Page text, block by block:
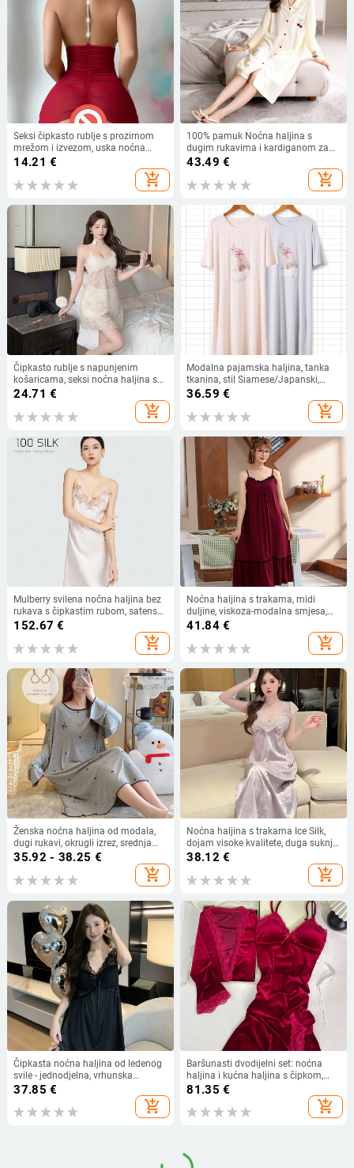
Seksi čipkasto rublje s prozirnom
mrežom i izvezom, uska noćna
haljina
14.21 €
add_shopping_cart
100% pamuk Noćna haljina s
dugim rukavima i kardiganom za
proljeće-jesen, srednja duljina,
opuštena kućna odjeća za žene
43.49 €
add_shopping_cart
Čipkasto rublje s napunjenim
košaricama, seksi noćna haljina s
dubokim V izrezom, prozirna s
24.71 €
add_shopping_cart
Modalna pajamska haljina, tanka
tkanina, stil Siamese/Japanski,
rukavi 3/4, midi duljina
36.59 €
add_shopping_cart
Mulberry svilena noćna haljina bez
rukava s čipkastim rubom, satenski
završetak, ultra-tanka svila, kućna
152.67 €
add_shopping_cart
Noćna haljina s trakama, midi
duljine, viskoza-modalna smjesa,
koreanskog stila, kućna udobna
41.84€
add_shopping_cart
Ženska noćna haljina od modala,
dugi rukavi, okrugli izrez, srednja
duljina, udoban kroj; pogodna za
35.92 - 38.25 €
add_shopping_cart
Noćna haljina s trakama Ice Silk,
dojam visoke kvalitete, duga suknja,
V-izrez, rukavi 3/4
38.12 €
add_shopping_cart
Čipkasta noćna haljina od ledenog
svile - jednodjelna, vrhunska
kvaliteta, V-izrez, 3/4 rukavi, srednja
37.85 €
add_shopping_cart
Baršunasti dvodijelni set: noćna
haljina i kućna haljina s čipkom,
seksi prorez, francuskog stila
81.35 €
add_shopping_cart